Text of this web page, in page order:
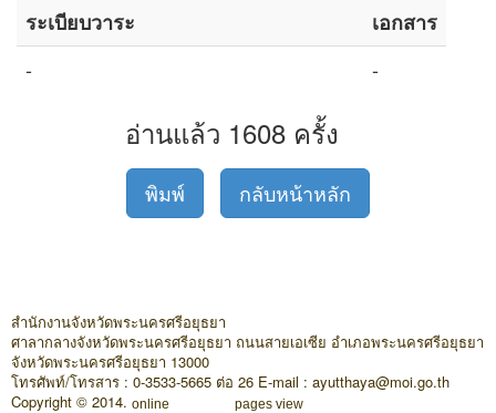
ระเบียบวาระ
เอกสาร
-
-
อ่านแล้ว 1608 ครั้ง
พิมพ์ กลับหน้าหลัก
สำนักงานจังหวัดพระนครศรีอยุธยา
ศาลากลางจังหวัดพระนครศรีอยุธยา ถนนสายเอเซีย อำเภอพระนครศรีอยุธยา
จังหวัดพระนครศรีอยุธยา 13000
โทรศัพท์/โทรสาร : 0-3533-5665 ต่อ 26 E-mail : ayutthaya@moi.go.th
Copyright © 2014. online pages view